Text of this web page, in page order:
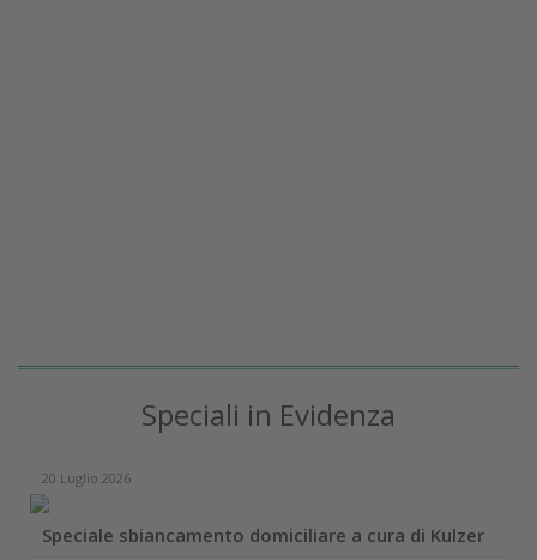
Speciali in Evidenza
20 Luglio 2026
Speciale sbiancamento domiciliare a cura di Kulzer